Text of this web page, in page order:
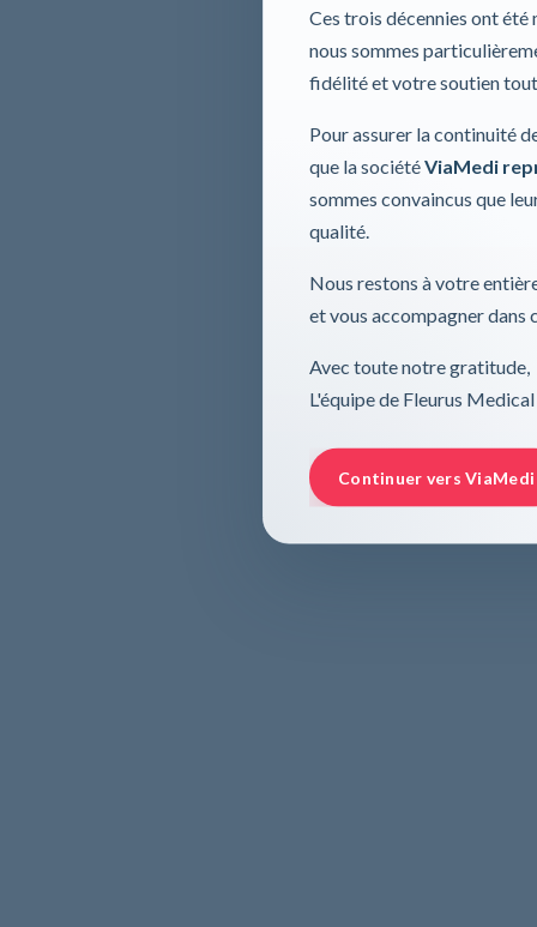
Ces trois décennies ont
nous sommes
fidélité et votre soutien
Pour assurer la continuité
que la sociétéViaMedi
sommes convaincus que
qualité.
Nous restons à votre
et vous accompagner dans
Avec toute notre gratitude,
L'équipe de Fleurus Medical
Continuer vers ViaMedi